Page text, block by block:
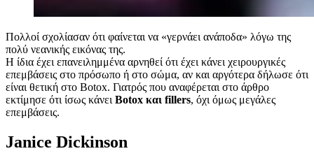
Πολλοί σχολίασαν ότι φαίνεται να «γερνάει ανάποδα» λόγω της
πολύ νεανικής εικόνας της.
Η ίδια έχει επανειλημμένα αρνηθεί ότι έχει κάνει χειρουργικές
επεμβάσεις στο πρόσωπο ή στο σώμα, αν και αργότερα δήλωσε ότι
είναι θετική στο Botox. Γιατρός που αναφέρεται στο άρθρο
εκτίμησε ότι ίσως κάνειBotox και fillers, όχι όμως μεγάλες
επεμβάσεις.
Janice Dickinson